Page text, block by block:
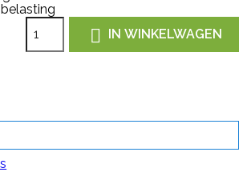
 IN WINKELWAGEN